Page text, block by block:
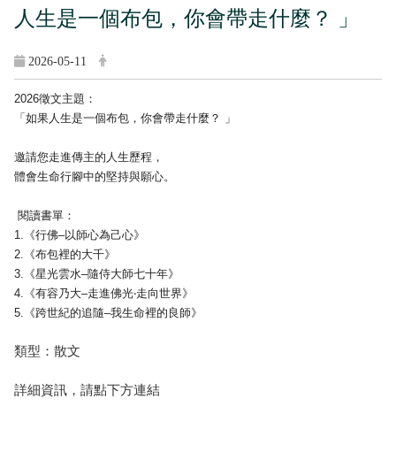
人生是一個布包，你會帶走什麼？ 」
2026-05-11
2026徵文主題：
「如果人生是一個布包，你會帶走什麼？ 」
邀請您走進傳主的人生歷程，
體會生命行腳中的堅持與願心。
閱讀書單：
1.《行佛–以師心為己心》
2.《布包裡的大千》
3.《星光雲水–隨侍大師七十年》
4.《有容乃大–走進佛光‧走向世界》
5.《跨世紀的追隨–我生命裡的良師》
類型：散文
詳細資訊，請點下方連結